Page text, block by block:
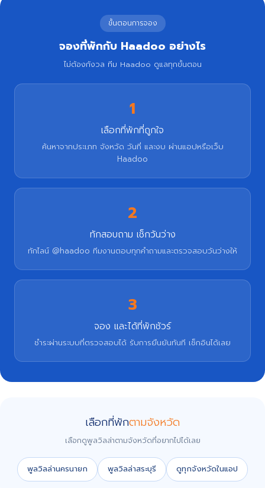
ขั้นตอนการจอง
จองที่พักกับ Haadoo อย่างไร
ไม่ต้องกังวล ทีม Haadoo ดูแลทุกขั้นตอน
1
เลือกที่พักที่ถูกใจ
ค้นหาจากประเภท จังหวัด วันที่ และงบ ผ่านแอปหรือเว็บ
Haadoo
2
ทักสอบถาม เช็กวันว่าง
ทักไลน์ @haadoo ทีมงานตอบทุกคำถามและตรวจสอบวันว่างให้
3
จอง และได้ที่พักชัวร์
ชำระผ่านระบบที่ตรวจสอบได้ รับการยืนยันทันที เช็กอินได้เลย
เลือกที่พักตามจังหวัด
เลือกดูพูลวิลล่าตามจังหวัดที่อยากไปได้เลย
พูลวิลล่านครนายก พูลวิลล่าสระบุรี ดูทุกจังหวัดในแอป